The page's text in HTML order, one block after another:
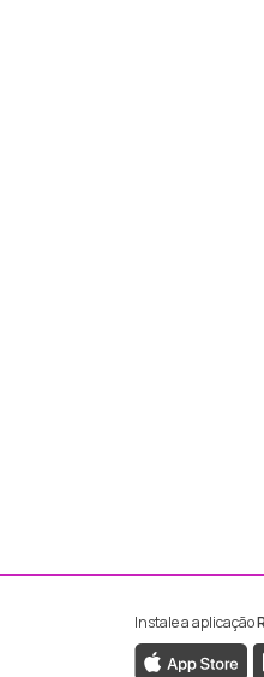
da RTP
da RTP
Instale a aplicação